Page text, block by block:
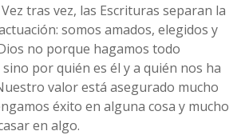
tras vez, las Escrituras separan la
somos amados, elegidos y
no porque hagamos todo
por quién es él y a quién nos ha
valor está asegurado mucho
éxito en alguna cosa y mucho
en algo.